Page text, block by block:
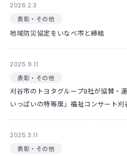
2026.2.3
表彰・その他
地域防災協定をいなべ市と締結
2025.9.11
表彰・その他
刈谷市のトヨタグループ8社が協賛・
いっぱいの特等席」福祉コンサート刈
2025.3.11
表彰・その他